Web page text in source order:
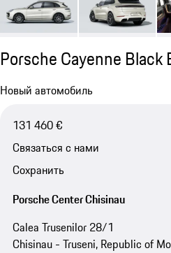
Porsche Cayenne Black
Новый автомобиль
131 460 €
Связаться с нами
Сохранить
Porsche Center Chisinau
Calea Trusenilor 28/1
Chisinau - Truseni, Republic of